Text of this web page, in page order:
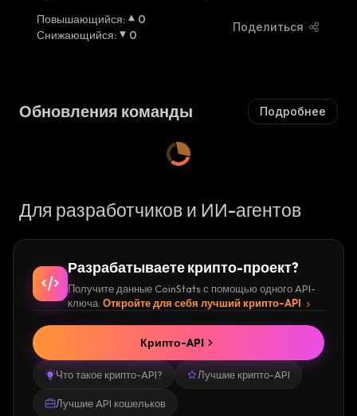
Повышающийся:
0
Снижающийся: 0
Поделиться
Обновления команды Подробнее
Для разработчиков и ИИ-агентов
Разрабатываете крипто-проект?
Получите данные CoinStats с помощью одного API-
ключа. Откройте для себя лучший крипто-API
Что такое крипто-API? Лучшие крипто-API
Лучшие API кошельков
Крипто-API